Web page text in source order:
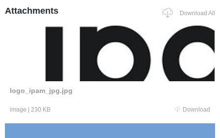
Attachments Download All
logo_ipam_jpg.jpg
image 230 KB Download